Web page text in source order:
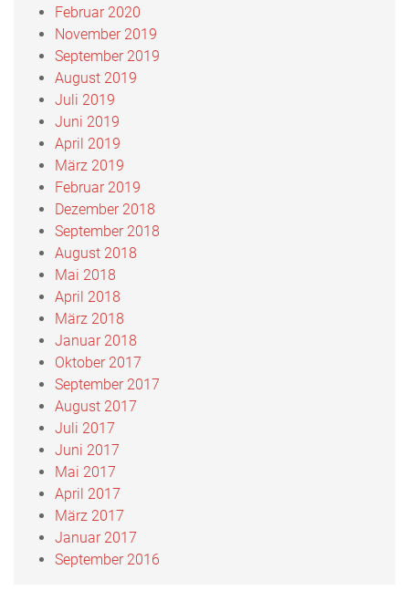
Februar 2020
November 2019
September 2019
August 2019
Juli 2019
Juni 2019
April 2019
März 2019
Februar 2019
Dezember 2018
September 2018
August 2018
Mai 2018
April 2018
März 2018
Januar 2018
Oktober 2017
September 2017
August 2017
Juli 2017
Juni 2017
Mai 2017
April 2017
März 2017
Januar 2017
September 2016